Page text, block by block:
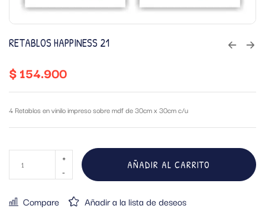
RETABLOS HAPPINESS 21
$154.900
4 Retablos en vinilo impreso sobre mdf de 30cm x 30cm c/u
AÑADIR AL CARRITO
Compare Añadir a la lista de deseos